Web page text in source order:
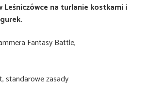
Leśniczówce na turlanie kostkami i
Fantasy Battle,
standarowe zasady